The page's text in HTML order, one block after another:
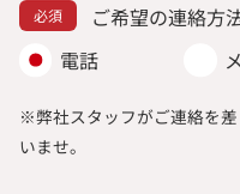
ご希望の連絡方
電話
※弊社スタッフがご連絡を
いませ。